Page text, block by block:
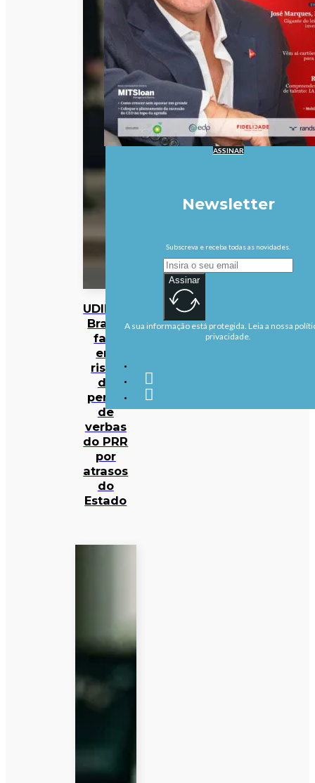
UDIPSS
Braga
fala
em
risco
de
perda
de
verbas
do PRR
por
atrasos
do
Estado
ASSINAR
Newsletter
Subscreva e receba todas as novidades.
Assinar
A sua informação está protegida. Leia a nossa
privacidade.